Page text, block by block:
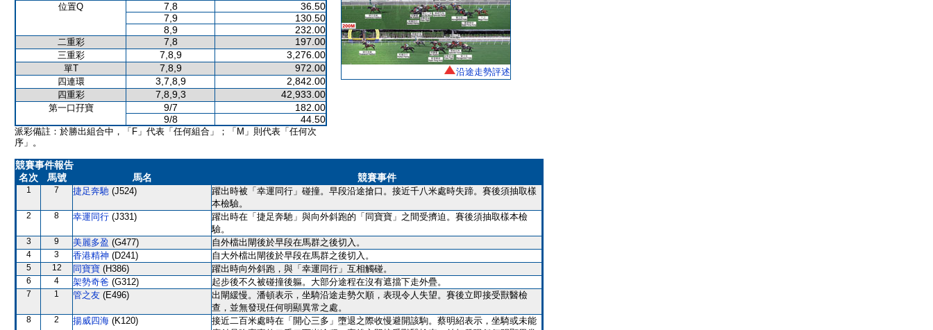
位置Q 7,8
36.50
7,9
130.50
8,9
232.00
二重彩 7,8 197.00
三重彩 7,8,9 3,276.00
單T 7,8,9 972.00
四連環 3,7,8,9 2,842.00
四重彩 7,8,9,3 42,933.00
第一口孖寶 9/7
182.00
9/8
44.50
派彩備註：於勝出組合中，「F」代表「任何組合」；「M」則代表「任何次
序」。
沿途走勢評述
競賽事件報告
名次
馬號 馬名 競賽事件
1 7 捷足奔馳 (J524)
躍出時被「幸運同行」碰撞。早段沿途搶口。接近千八米處時失蹄。賽後須抽取樣
本檢驗。
2 8 幸運同行 (J331)
躍出時在「捷足奔馳」與向外斜跑的「同寶寶」之間受擠迫。賽後須抽取樣本檢
驗。
3 9 美麗多盈 (G477) 自外檔出閘後於早段在馬群之後切入。
4 3 香港精神 (D241) 自大外檔出閘後於早段在馬群之後切入。
5 12 同寶寶 (H386) 躍出時向外斜跑，與「幸運同行」互相觸碰。
6 4 架勢奇爸 (G312) 起步後不久被碰撞後軀。大部分途程在沒有遮擋下走外疊。
7 1 管之友 (E496)
出閘緩慢。潘頓表示，坐騎沿途走勢欠順，表現令人失望。賽後立即接受獸醫檢
查，並無發現任何明顯異常之處。
8 2 揚威四海 (K120)
接近二百米處時在「開心三多」墮退之際收慢避開該駒。蔡明紹表示，坐騎或未能